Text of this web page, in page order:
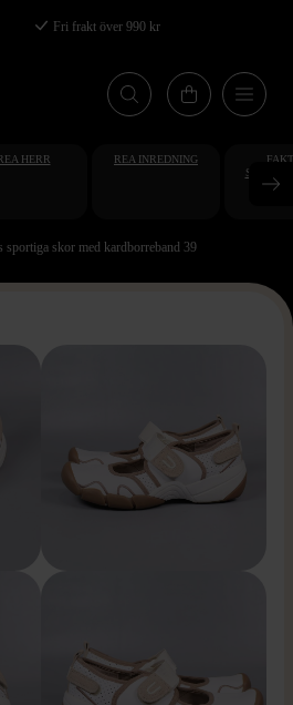
Fri frakt över 990 kr
HERR REA INREDNING
sportiga skor med kardborreband 39